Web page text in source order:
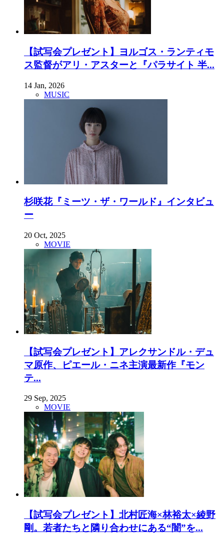
【試写会プレゼント】ヨルゴス・ランティモ
ス監督がアリ・アスターと『パラサイト 半...
14 Jan, 2026
MUSIC
杉咲花『ミーツ・ザ・ワールド』インタビュ
ー
20 Oct, 2025
MOVIE
【試写会プレゼント】アレクサンドル・デュ
マ原作、ピエール・ニネ主演最新作『モン
テ...
29 Sep, 2025
MOVIE
【試写会プレゼント】北村匠海×林裕太×綾野
剛。若者たちと隣り合わせにある“闇”を...